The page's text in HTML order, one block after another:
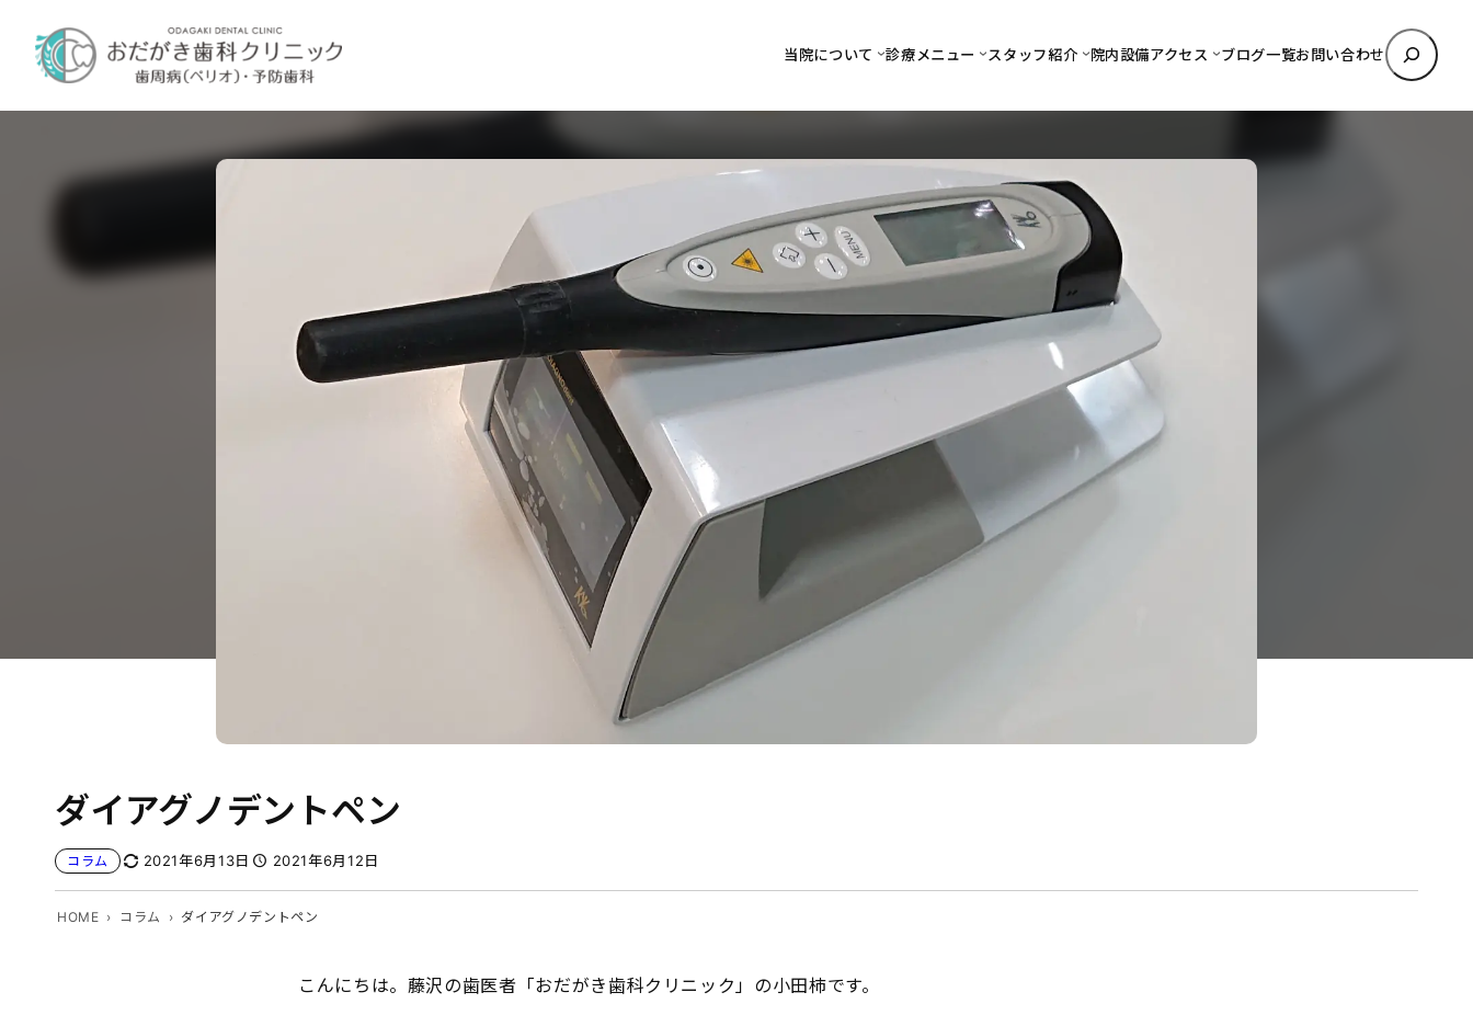
ス
当院について 診療メニュー スタッフ紹介 院内設備アクセス ブログ一覧お問い合わせ
検
索
ダイアグノデントペン
コラム 2021年6月13日 2021年6月12日
HOME コラム ダイアグノデントペン
こんにちは。藤沢の歯医者「おだがき歯科クリニック」の小田柿です。